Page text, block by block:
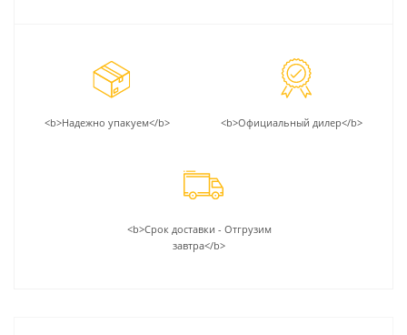
<b>Надежно упакуем</b> <b>Официальный дилер</b>
<b>Срок доставки - Отгрузим
завтра</b>